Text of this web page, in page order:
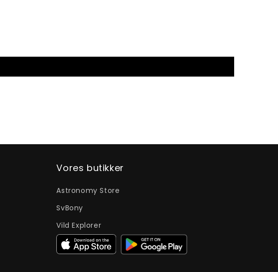
Vores butikker
Astronomy Store
SvBony
Vild Explorer